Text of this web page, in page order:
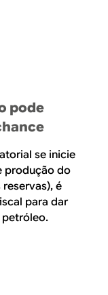
pode
se inicie
produção do
é
para dar